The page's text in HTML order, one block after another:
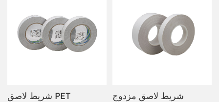
شريط لاصق PET
شريط لاصق مزدوج